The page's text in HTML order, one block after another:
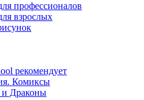
профессионалов
взрослых
рекомендует
Комиксы
и Драконы